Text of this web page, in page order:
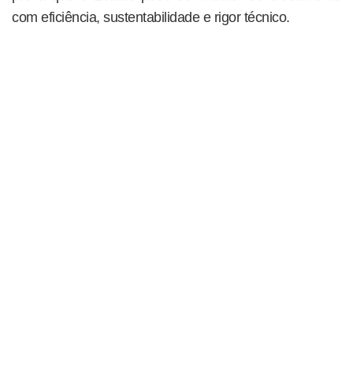
com eficiência, sustentabilidade e rigor técnico.